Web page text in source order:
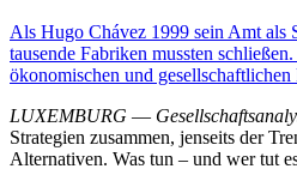
Als Hugo Chávez 1999 sein Amt als
tausende Fabriken mussten
ökonomischen und
LUXEMBURG —
Strategien zusammen, jenseits der
Alternativen. Was tun – und wer tut